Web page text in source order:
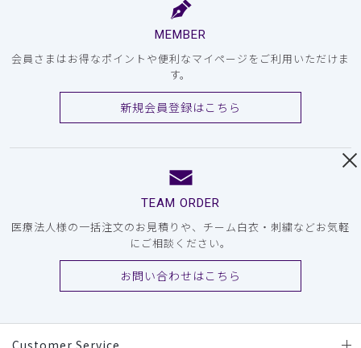
MEMBER
会員さまはお得なポイントや便利なマイページをご利用いただけま
す。
新規会員登録はこちら
TEAM ORDER
医療法人様の一括注文のお見積りや、チーム白衣・刺繍などお気軽
にご相談ください。
お問い合わせはこちら
Customer Service